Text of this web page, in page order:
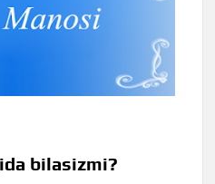
bilasizmi?